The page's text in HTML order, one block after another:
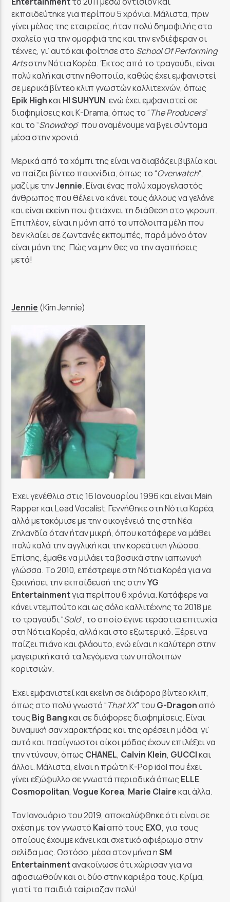
εκπαιδεύτηκε για περίπου 5 χρόνια. Μάλιστα, πριν
γίνει μέλος της εταιρείας, ήταν πολύ δημοφιλής στο
σχολείο για την ομορφιά της και την ενδιέφεραν οι
τέχνες, γι’ αυτό και φοίτησε στο School Of Performing
Artsστην Νότια Κορέα. Έκτος από το τραγούδι, είναι
πολύ καλή και στην ηθοποιία, καθώς έχει εμφανιστεί
σε μερικά βίντεο κλιπ γνωστών καλλιτεχνών, όπως
EpikHighκαιHI SUHYUN, ενώ έχει εμφανιστεί σε
διαφημίσεις και K-Drama, όπως το “The Producers”
και το “Snowdrop” που αναμένουμε να βγει σύντομα
μέσα στην χρονιά.
Μερικά από τα χόμπι της είναι να διαβάζει βιβλία και
να παίζει βίντεο παιχνίδια, όπως το “Overwatch“,
μαζί με τηνJennie. Είναι ένας πολύ χαμογελαστός
άνθρωπος που θέλει να κάνει τους άλλους να γελάνε
και είναι εκείνη που φτιάχνει τη διάθεση στο γκρουπ.
Επιπλέον, είναι η μόνη από τα υπόλοιπα μέλη που
δεν κλαίει σε ζωντανές εκπομπές, παρά μόνο όταν
είναι μόνη της. Πώς να μην θες να την αγαπήσεις
μετά!
Jennie (Kim Jennie)
Έχει γενέθλια στις 16 Ιανουαρίου 1996 και είναι Main
Rapper και Lead Vocalist. Γεννήθηκε στη Νότια Κορέα,
αλλά μετακόμισε με την οικογένειά της στη Νέα
Ζηλανδία όταν ήταν μικρή, όπου κατάφερε να μάθει
πολύ καλά την αγγλική και την κορεάτικη γλώσσα.
Επίσης, έμαθε να μιλάει τα βασικά στην ιαπωνική
γλώσσα. Το 2010, επέστρεψε στη Νότια Κορέα για να
ξεκινήσει την εκπαίδευσή της στηνYG
Entertainmentγια περίπου 6 χρόνια. Κατάφερε να
κάνει ντεμπούτο και ως σόλο καλλιτέχνης το 2018 με
το τραγούδι “Solo“, το οποίο έγινε τεράστια επιτυχία
στη Νότια Κορέα, αλλά και στο εξωτερικό. Ξέρει να
παίζει πιάνο και φλάουτο, ενώ είναι η καλύτερη στην
μαγειρική κατά τα λεγόμενα των υπόλοιπων
κοριτσιών.
Έχει εμφανιστεί και εκείνη σε διάφορα βίντεο κλιπ,
όπως στο πολύ γνωστό “That XX” του G-Dragonαπό
τους Big Bangκαι σε διάφορες διαφημίσεις. Είναι
δυναμική σαν χαρακτήρας και της αρέσει η μόδα, γι’
αυτό και πασίγνωστοι οίκοι μόδας έχουν επιλέξει να
την ντύνουν, όπως CHANEL, Calvin Klein, GUCCIκαι
άλλοι. Μάλιστα, είναι η πρώτη K-Pop idol που έχει
γίνει εξώφυλλο σε γνωστά περιοδικά όπως ELLE,
Cosmopolitan,Vogue Korea, Marie Claireκαι άλλα.
Τον Ιανουάριο του 2019, αποκαλύφθηκε ότι είναι σε
σχέση με τον γνωστό Kaiαπό τους EXO, για τους
οποίους έχουμε κάνει και σχετικό αφιέρωμα στην
σελίδα μας. Ωστόσο, μέσα στον μήνα ηSM
Entertainmentανακοίνωσε ότι χώρισαν για να
αφοσιωθούν και οι δύο στην καριέρα τους. Κρίμα,
γιατί τα παιδιά ταίριαζαν πολύ!